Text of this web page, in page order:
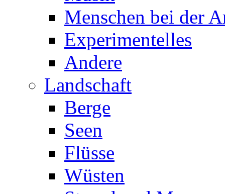
Menschen bei der
Experimentelles
Andere
Landschaft
Berge
Seen
Flüsse
Wüsten